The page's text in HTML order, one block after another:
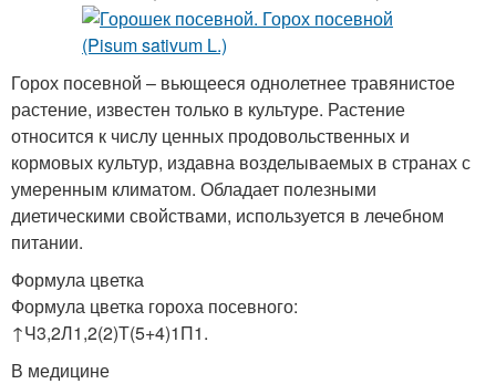
Горох посевной – вьющееся однолетнее травянистое
растение, известен только в культуре. Растение
относится к числу ценных продовольственных и
кормовых культур, издавна возделываемых в странах с
умеренным климатом. Обладает полезными
диетическими свойствами, используется в лечебном
питании.
Формула цветка
Формула цветка гороха посевного:
↑Ч3,2Л1,2(2)Т(5+4)1П1.
В медицине